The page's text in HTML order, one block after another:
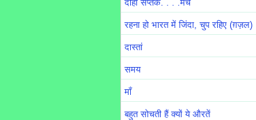
दोहा सप्तक. . . .मंच
रहना हो भारत में जिंदा, चुप रहिए (ग़ज़ल)
दास्तां
समय
माँ
बहुत सोचती हैं क्यों ये औरतें